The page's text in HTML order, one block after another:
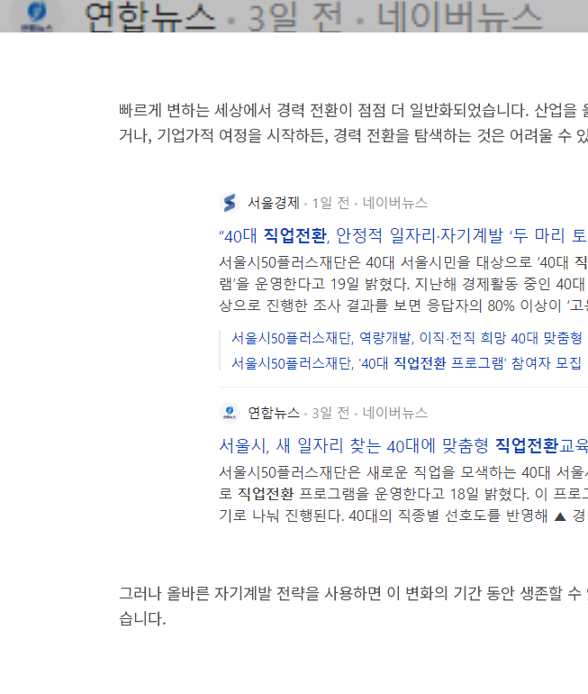
빠르게 변하는 세상에서 경력 전환이 점점 더 일반화되었습니다. 산업을
거나, 기업가적 여정을 시작하든, 경력 전환을 탐색하는 것은 어려울 수
그러나 올바른 자기계발 전략을 사용하면 이 변화의 기간 동안 생존할
습니다.